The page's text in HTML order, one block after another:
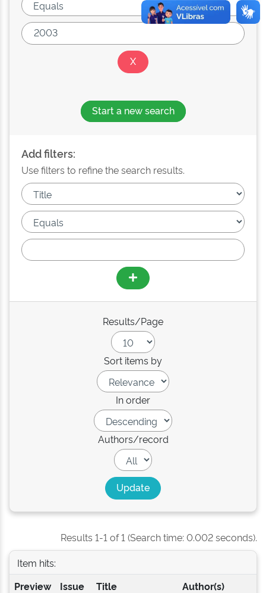
Start a new search
Add filters:
Use filters to refine the search results.
Results/Page
Sort items by
In order
Authors/record
Results 1-1 of 1 (Search time: 0.002 seconds).
Item hits:
Preview
Issue
Title Author(s)